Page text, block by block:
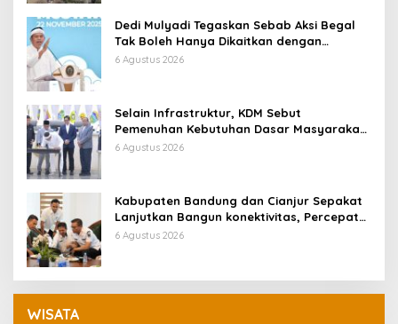
Dedi Mulyadi Tegaskan Sebab Aksi Begal
Tak Boleh Hanya Dikaitkan dengan
Ekonomi
6 Agustus 2026
Selain Infrastruktur, KDM Sebut
Pemenuhan Kebutuhan Dasar Masyarakat
Jadi Fokus APBD Jabar 2027
6 Agustus 2026
Kabupaten Bandung dan Cianjur Sepakat
Lanjutkan Bangun konektivitas, Percepat
Pertumbuhan Ekonomi Daerah
6 Agustus 2026
WISATA